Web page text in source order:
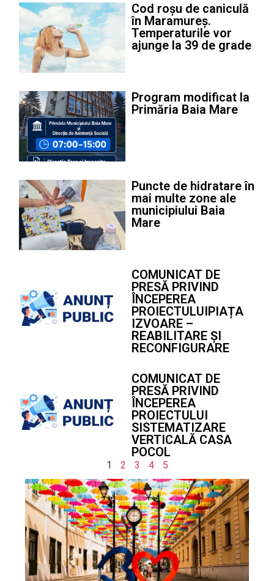
Cod roșu de caniculă
în Maramureș.
Temperaturile vor
ajunge la 39 de grade
Program modificat la
Primăria Baia Mare
Puncte de hidratare în
mai multe zone ale
municipiului Baia
Mare
COMUNICAT DE
PRESĂ PRIVIND
ÎNCEPEREA
PROIECTULUIPIAȚA
IZVOARE –
REABILITARE ȘI
RECONFIGURARE
COMUNICAT DE
PRESĂ PRIVIND
ÎNCEPEREA
PROIECTULUI
SISTEMATIZARE
VERTICALĂ CASA
POCOL
1 2 3 4 5